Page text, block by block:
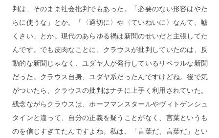
判は、そのまま社会批判でもあった。「必要のない形容はやた
らに使うな」とか。「〈適切に〉や〈ていねいに〉なんて、嘘
くさい」とか。現代のあらゆる禍は新聞のせいだと主張してた
んです。でも皮肉なことに、クラウスが批判していたのは、反
動的な新聞じゃなく、ユダヤ人が発行しているリベラルな新聞
だった。クラウス自身、ユダヤ系だったんですけどね。後で気
がついたら、クラウスの批判はナチに上手く利用されていた。
残念ながらクラウスは、ホーフマンスタールやヴィトゲンシュ
タインと違って、自分の正義を疑うことがなく、言葉というも
のを信じすぎてたんですよね。私は、「言葉だ、言葉だ」とい